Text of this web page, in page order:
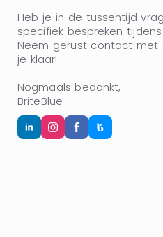
Heb je in de tussentijd
specifiek bespreken
Neem gerust contact met
je klaar!
Nogmaals bedankt,
BriteBlue